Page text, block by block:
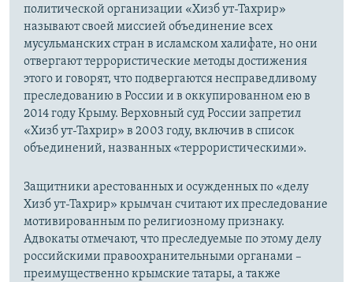
политической организации «Хизб ут-Тахрир»
называют своей миссией объединение всех
мусульманских стран в исламском халифате, но они
отвергают террористические методы достижения
этого и говорят, что подвергаются несправедливому
преследованию в России и в оккупированном ею в
2014 году Крыму. Верховный суд России запретил
«Хизб ут-Тахрир» в 2003 году, включив в список
объединений, названных «террористическими».
Защитники арестованных и осужденных по «делу
Хизб ут-Тахрир» крымчан считают их преследование
мотивированным по религиозному признаку.
Адвокаты отмечают, что преследуемые по этому делу
российскими правоохранительными органами –
преимущественно крымские татары, а также